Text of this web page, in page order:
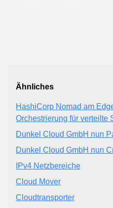
Ähnliches
HashiCorp Nomad am
Orchestrierung für verteilte
Dunkel Cloud GmbH nun
Dunkel Cloud GmbH nun
IPv4 Netzbereiche
Cloud Mover
Cloudtransporter